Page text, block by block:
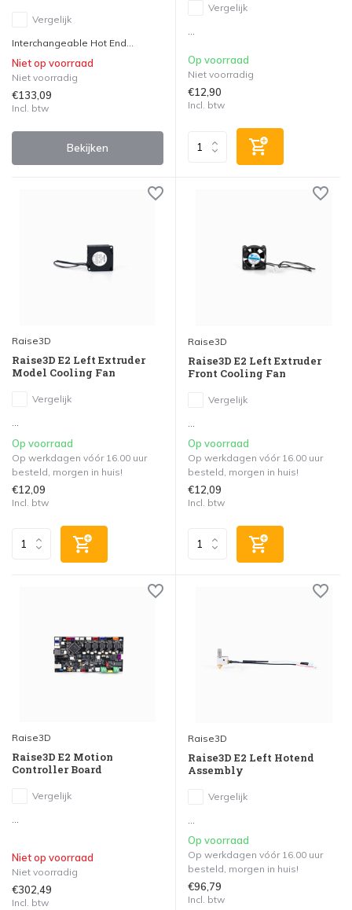
Vergelijk
Interchangeable Hot End...
Niet op voorraad
Niet voorradig
€133,09
Incl. btw
Bekijken
Vergelijk
...
Op voorraad
Niet voorradig
€12,90
Incl. btw
Raise3D
Raise3D E2 Left Extruder
Model Cooling Fan
Vergelijk
Op voorraad
Op werkdagen vóór 16.00 uur
besteld, morgen in huis!
€12,09
Incl. btw
Raise3D
Raise3D E2 Left Extruder
Front Cooling Fan
Vergelijk
Op voorraad
Op werkdagen vóór 16.00 uur
besteld, morgen in huis!
€12,09
Incl. btw
Raise3D
Raise3D E2 Motion
Controller Board
Vergelijk
...
Niet op voorraad
Niet voorradig
€302,49
Incl. btw
Raise3D
Raise3D E2 Left Hotend
Assembly
Vergelijk
...
Op voorraad
Op werkdagen vóór 16.00 uur
besteld, morgen in huis!
€96,79
Incl. btw